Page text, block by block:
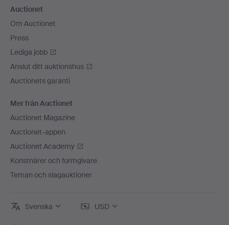
Auctionet
Om Auctionet
Press
Lediga jobb
Anslut ditt auktionshus
Auctionets garanti
Mer från Auctionet
Auctionet Magazine
Auctionet-appen
Auctionet Academy
Konstnärer och formgivare
Teman och slagauktioner
Svenska USD